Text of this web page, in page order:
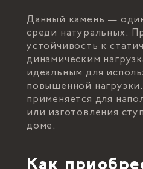
Данный камень —
среди натуральных.
устойчивость к
динамическим
идеальным для
повышенной
применяется для
или изготовления
доме.